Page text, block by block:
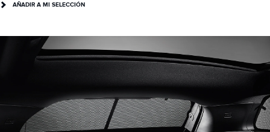
AÑADIR A MI SELECCIÓN